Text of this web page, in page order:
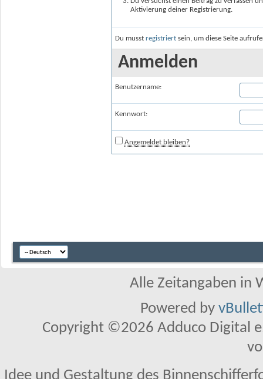
Aktivierung deiner Registrierung.
Du musst registriert sein, um diese Seite
Anmelden
Benutzername:
Kennwort:
Angemeldet bleiben?
Alle Zeitangaben in
Powered by
Copyright ©2026 Adduco Digital
Idee und Gestaltung des